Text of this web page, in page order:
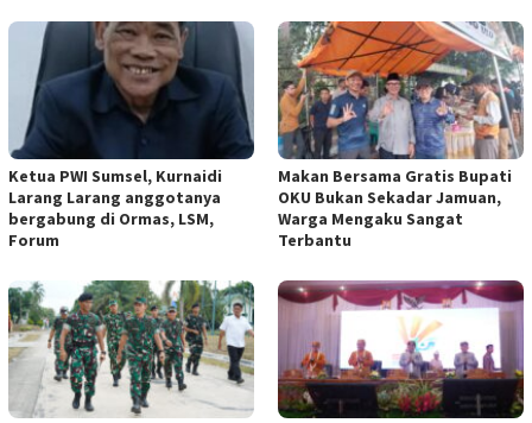
Ketua PWI Sumsel, Kurnaidi
Larang Larang anggotanya
bergabung di Ormas, LSM,
Forum
Makan Bersama Gratis Bupati
OKU Bukan Sekadar Jamuan,
Warga Mengaku Sangat
Terbantu